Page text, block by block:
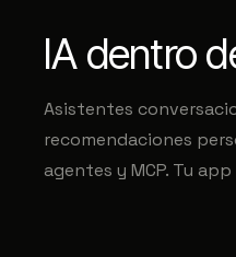
IA dentro
Asistentes
recomendaciones
agentes y MCP. Tu